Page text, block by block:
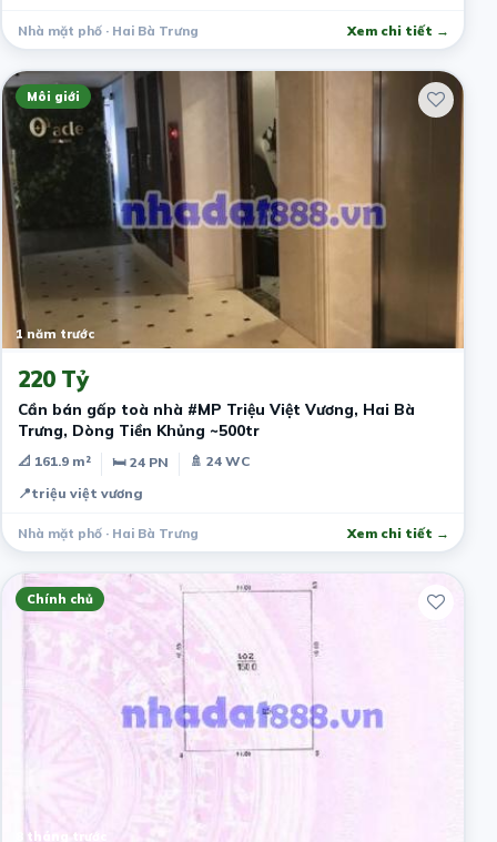
Nhà mặt phố · Hai Bà Trưng Xem chi tiết →
Môi giới
1 năm trước
220 Tỷ
Cần bán gấp toà nhà #MP Triệu Việt Vương, Hai Bà
Trưng, Dòng Tiền Khủng ~500tr
📐 161.9 m² 🛏 24 PN
🚿 24 WC
📍triệu việt vương
Nhà mặt phố · Hai Bà Trưng Xem chi tiết →
Chính chủ
8 tháng trước